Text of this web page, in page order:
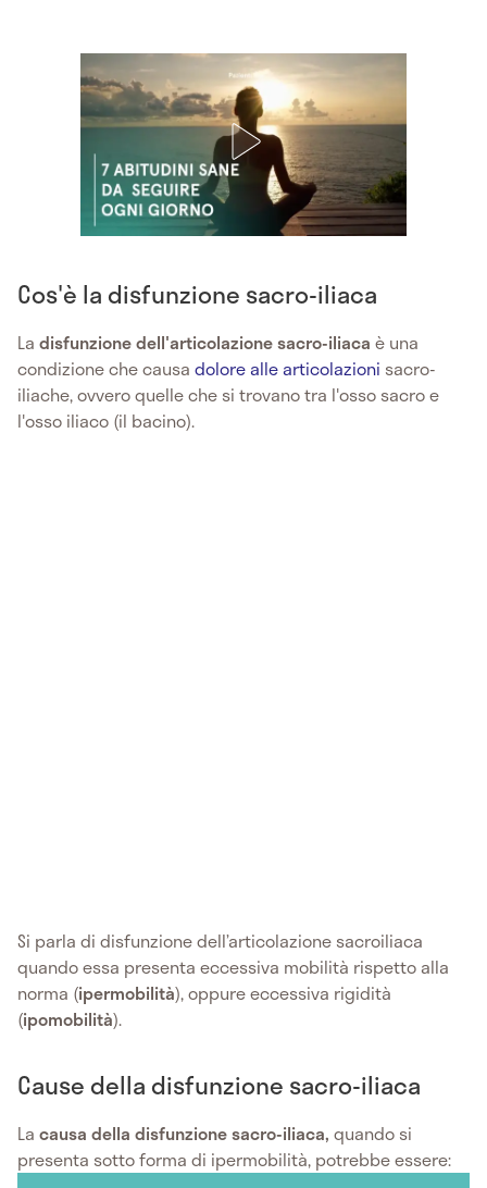
Cos'è la disfunzione sacro-iliaca
La disfunzione dell'articolazione sacro-iliaca è una
condizione che causa dolore alle articolazioni sacro-
iliache, ovvero quelle che si trovano tra l'osso sacro e
l'osso iliaco (il bacino).
Si parla di disfunzione dell’articolazione sacroiliaca
quando essa presenta eccessiva mobilità rispetto alla
norma (ipermobilità), oppure eccessiva rigidità
(ipomobilità).
Cause della disfunzione sacro-iliaca
La causa della disfunzione sacro-iliaca, quando si
presenta sotto forma di ipermobilità, potrebbe essere: